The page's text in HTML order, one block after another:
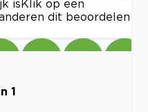
is Klik op een
dit beoordelen
1